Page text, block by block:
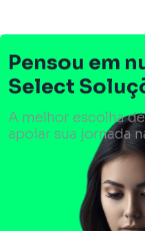
Pensou em
Select
A melhor escolha
apoiar sua jornada